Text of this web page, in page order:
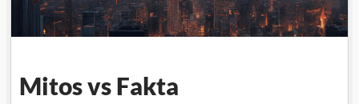
Mitos vs Fakta